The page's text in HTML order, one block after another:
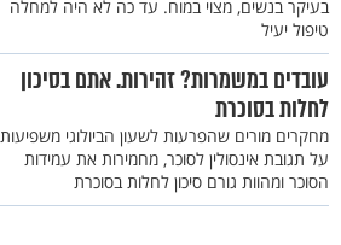
בעיקר בנשים, מצוי במוח. עד כה לא היה למחלה
טיפול יעיל
עובדים במשמרות? זהירות. אתם בסיכון
לחלות בסוכרת
מחקרים מורים שהפרעות לשעון הביולוגי משפיעות
על תגובת אינסולין לסוכר, מחמירות את עמידות
הסוכר ומהוות גורם סיכון לחלות בסוכרת